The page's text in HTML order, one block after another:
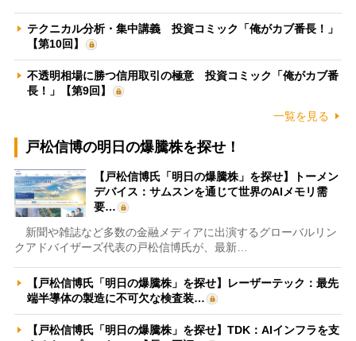
テクニカル分析・集中講義 投資コミック「俺がカブ番長！」
【第10回】
不透明相場に勝つ信用取引の極意 投資コミック「俺がカブ番
長！」【第9回】
一覧を見る
戸松信博の明日の爆騰株を探せ！
【戸松信博氏「明日の爆騰株」を探せ】トーメン
デバイス：サムスンを通じて世界のAIメモリ需
要…
新聞や雑誌など多数の金融メディアに出演するグローバルリン
クアドバイザーズ代表の戸松信博氏が、最新…
【戸松信博氏「明日の爆騰株」を探せ】レーザーテック：最先
端半導体の製造に不可欠な検査装…
【戸松信博氏「明日の爆騰株」を探せ】TDK：AIインフラを支